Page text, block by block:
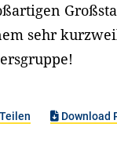
sehr
Teilen Download